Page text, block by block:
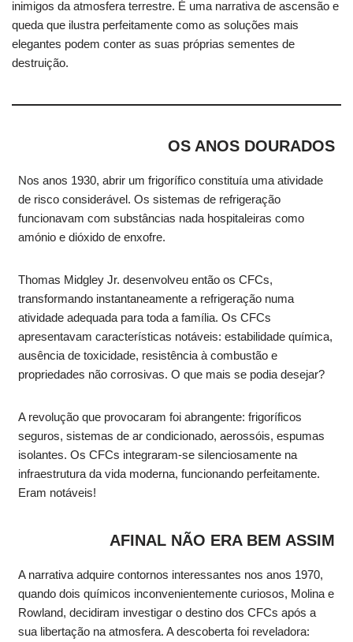
inimigos da atmosfera terrestre. É uma narrativa de ascensão e
queda que ilustra perfeitamente como as soluções mais
elegantes podem conter as suas próprias sementes de
destruição.
OS ANOS DOURADOS
Nos anos 1930, abrir um frigorífico constituía uma atividade
de risco considerável. Os sistemas de refrigeração
funcionavam com substâncias nada hospitaleiras como
amónio e dióxido de enxofre.
Thomas Midgley Jr. desenvolveu então os CFCs,
transformando instantaneamente a refrigeração numa
atividade adequada para toda a família. Os CFCs
apresentavam características notáveis: estabilidade química,
ausência de toxicidade, resistência à combustão e
propriedades não corrosivas. O que mais se podia desejar?
A revolução que provocaram foi abrangente: frigoríficos
seguros, sistemas de ar condicionado, aerossóis, espumas
isolantes. Os CFCs integraram-se silenciosamente na
infraestrutura da vida moderna, funcionando perfeitamente.
Eram notáveis!
AFINAL NÃO ERA BEM ASSIM
A narrativa adquire contornos interessantes nos anos 1970,
quando dois químicos inconvenientemente curiosos, Molina e
Rowland, decidiram investigar o destino dos CFCs após a
sua libertação na atmosfera. A descoberta foi reveladora: